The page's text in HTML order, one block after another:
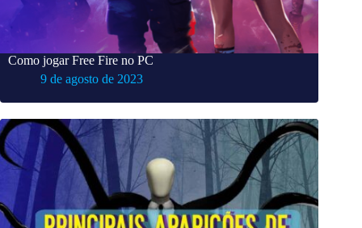
Como jogar Free Fire no PC
9 de agosto de 2023